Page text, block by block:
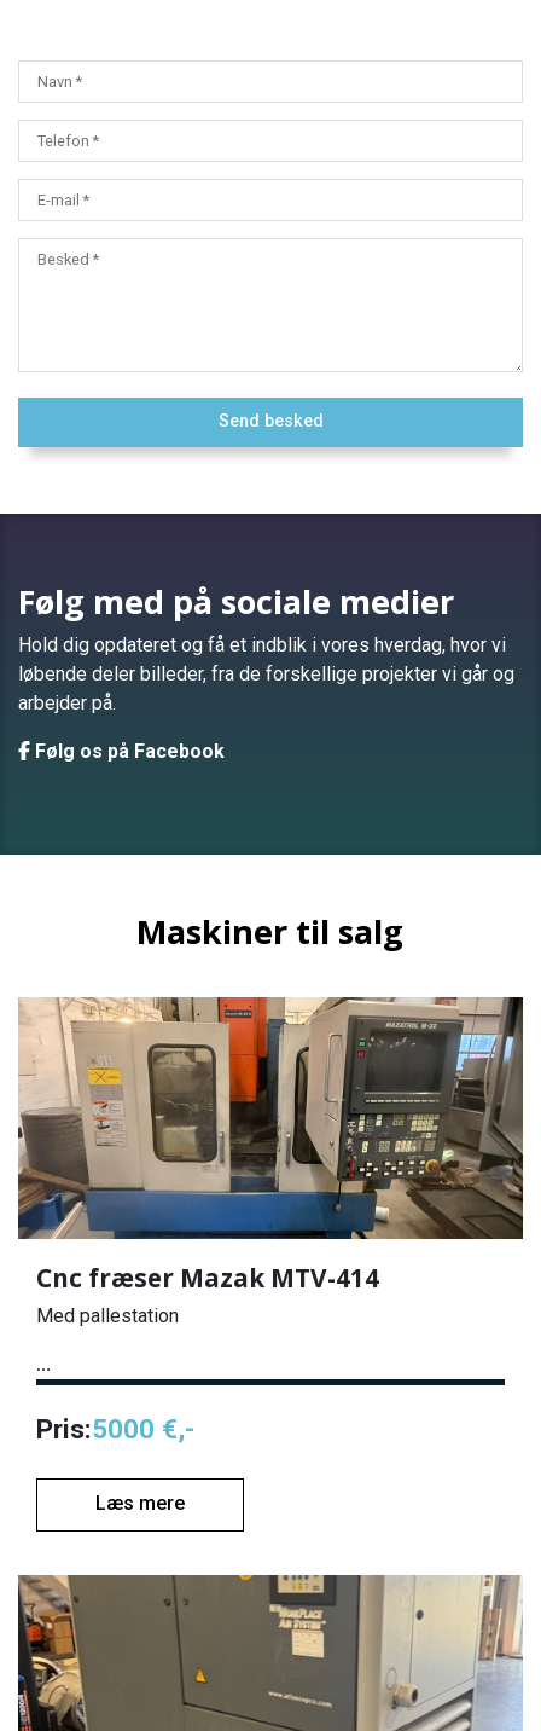
Følg med på sociale medier
Hold dig opdateret og få et indblik i vores hverdag, hvor vi
løbende deler billeder, fra de forskellige projekter vi går og
arbejder på.
Følg os på Facebook
Maskiner til salg
Cnc fræser Mazak MTV-414
Med pallestation
…
Pris:5000 €,-
Læs mere